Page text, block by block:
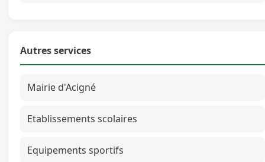
Autres services
Mairie d'Acigné
Etablissements scolaires
Equipements sportifs